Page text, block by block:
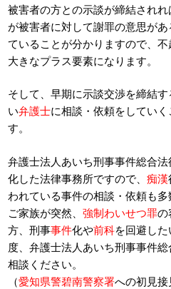
被害者の方との示談が締結され
が被害者に対して謝罪の意思が
ていることが分かりますので、
大きなプラス要素になります。
そして、早期に示談交渉を締結
い弁護士に相談・依頼をしてい
す。
弁護士法人あいち刑事事件総合
化した法律事務所ですので、痴漢
われている事件の相談・依頼も多
ご家族が突然、強制わいせつ罪の
方、刑事事件化や前科を回避し
度、弁護士法人あいち刑事事件
相談ください。
（愛知県警碧南警察署への初見接